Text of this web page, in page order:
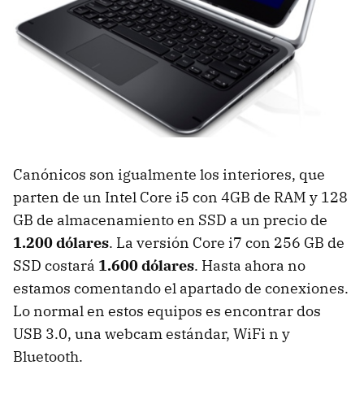
Canónicos son igualmente los interiores, que
parten de un Intel Core i5 con 4GB de RAM y 128
GB de almacenamiento en SSD a un precio de
1.200 dólares. La versión Core i7 con 256 GB de
SSD costará 1.600 dólares. Hasta ahora no
estamos comentando el apartado de conexiones.
Lo normal en estos equipos es encontrar dos
USB 3.0, una webcam estándar, WiFi n y
Bluetooth.